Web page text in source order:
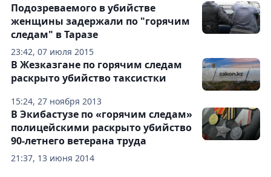
23:42, 07 июля 2015
Подозреваемого в убийстве
женщины задержали по "горячим
следам" в Таразе
15:24, 27 ноября 2013
В Жезказгане по горячим следам
раскрыто убийство таксистки
21:37, 13 июня 2014
В Экибастузе по «горячим следам»
полицейскими раскрыто убийство
90-летнего ветерана труда